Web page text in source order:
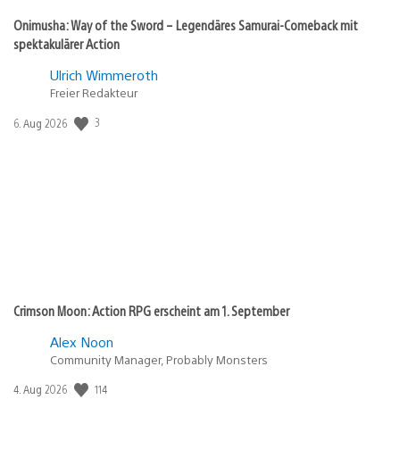
Onimusha: Way of the Sword – Legendäres Samurai-Comeback mit
spektakulärer Action
Ulrich Wimmeroth
Freier Redakteur
Veröffentlichungsdatum:
6. Aug 2026 3
Crimson Moon: Action RPG erscheint am 1. September
Alex Noon
Community Manager, Probably Monsters
Veröffentlichungsdatum:
4. Aug 2026 114